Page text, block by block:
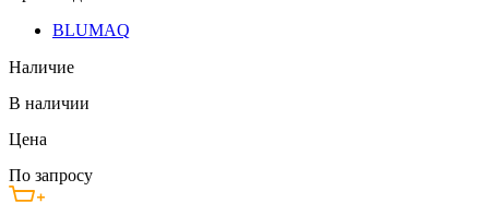
BLUMAQ
Наличие
В наличии
Цена
По запросу